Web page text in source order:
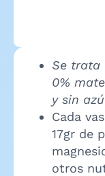
Se trata
0%
y sin
Cada
17gr de
otros